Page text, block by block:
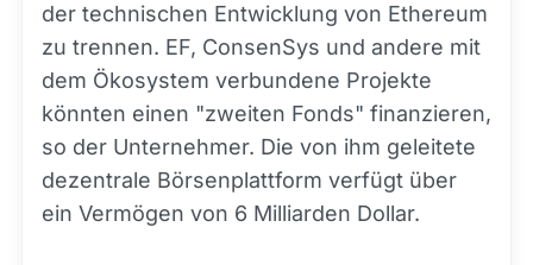
der technischen Entwicklung von Ethereum
zu trennen. EF, ConsenSys und andere mit
dem Ökosystem verbundene Projekte
könnten einen "zweiten Fonds" finanzieren,
so der Unternehmer. Die von ihm geleitete
dezentrale Börsenplattform verfügt über
ein Vermögen von 6 Milliarden Dollar.